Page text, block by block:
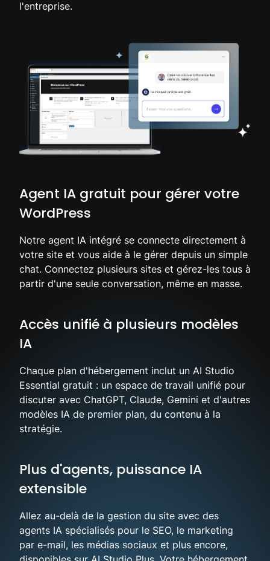
l'entreprise.
Agent IA gratuit pour gérer votre
WordPress
Notre agent IA intégré se connecte directement à
votre site et vous aide à le gérer depuis un simple
chat. Connectez plusieurs sites et gérez-les tous à
partir d'une seule conversation, même en masse.
Accès unifié à plusieurs modèles
IA
Chaque plan d'hébergement inclut un AI Studio
Essential gratuit : un espace de travail unifié pour
discuter avec ChatGPT, Claude, Gemini et d'autres
modèles IA de premier plan, du contenu à la
stratégie.
Plus d'agents, puissance IA
extensible
Allez au-delà de la gestion du site avec des
agents IA spécialisés pour le SEO, le marketing
par e-mail, les médias sociaux et plus encore,